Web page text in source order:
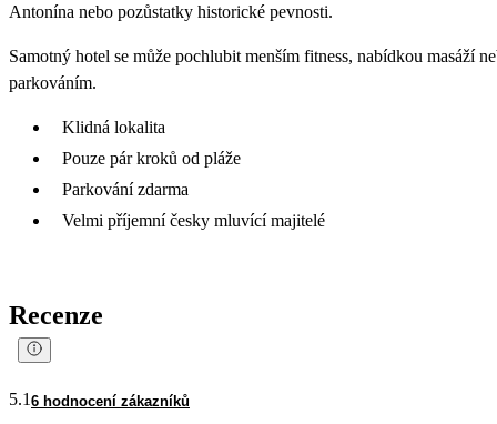
Antonína nebo pozůstatky historické pevnosti.
Samotný hotel se může pochlubit menším fitness, nabídkou masáží
parkováním.
Klidná lokalita
Pouze pár kroků od pláže
Parkování zdarma
Velmi příjemní česky mluvící majitelé
Recenze
5.1 6 hodnocení zákazníků